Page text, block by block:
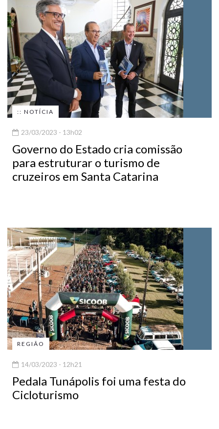
:: NOTÍCIA
23/03/2023 - 13h02
Governo do Estado cria comissão
para estruturar o turismo de
cruzeiros em Santa Catarina
REGIÃO
14/03/2023 - 12h21
Pedala Tunápolis foi uma festa do
Cicloturismo